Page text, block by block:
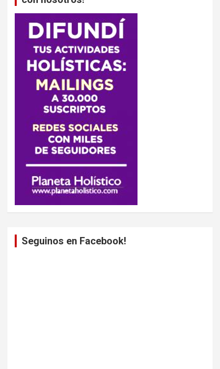
Seguinos en Facebook!